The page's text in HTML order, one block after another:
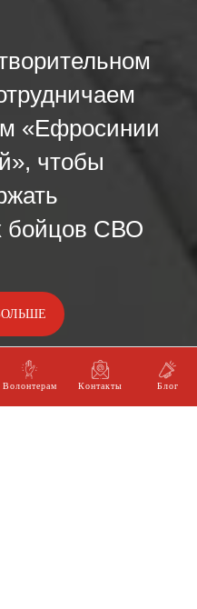
Волонтерам Контакты Блог
«Ефросинии
чтобы
бойцов СВО